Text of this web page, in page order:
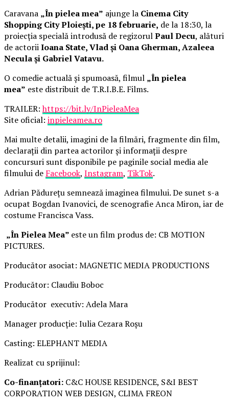
Caravana „În pielea mea” ajunge la Cinema City
Shopping City Ploiești, pe 18 februarie, de la 18:30, la
proiecția specială introdusă de regizorulPaul Decu, alături
de actoriiIoana State, Vlad și Oana Gherman, Azaleea
Necula și Gabriel Vatavu.
O comedie actuală și spumoasă, filmul „În pielea
mea” este distribuit de T.R.I.B.E. Films.
TRAILER:https://bit.ly/InPieleaMea
Site oficial: inpieleamea.ro
Mai multe detalii, imagini de la filmări, fragmente din film,
declarații din partea actorilor și informații despre
concursuri sunt disponibile pe paginile social media ale
filmului de Facebook, Instagram, TikTok.
Adrian Pădurețu semnează imaginea filmului. De sunet s-a
ocupat Bogdan Ivanovici, de scenografie Anca Miron, iar de
costume Francisca Vass.
„În Pielea Mea” este un film produs de: CB MOTION
PICTURES.
Producător asociat: MAGNETIC MEDIA PRODUCTIONS
Producător: Claudiu Boboc
Producător executiv: Adela Mara
Manager producție: Iulia Cezara Roșu
Casting: ELEPHANT MEDIA
Realizat cu sprijinul:
Co-finanțatori: C&C HOUSE RESIDENCE, S&I BEST
CORPORATION WEB DESIGN, CLIMA FREON